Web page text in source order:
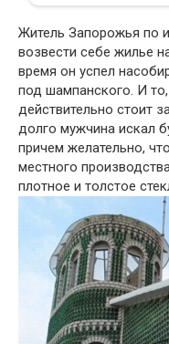
Житель Запорожья по
возвести себе жилье
время он успел
под шампанского. И то,
действительно стоит
долго мужчина искал
причем желательно,
местного
плотное и толстое